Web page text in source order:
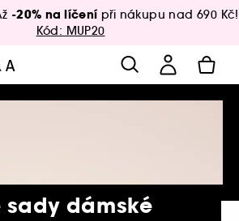
-20% na líčení při nákupu nad 690 Kč!
Kód: MUP20
sady dámské